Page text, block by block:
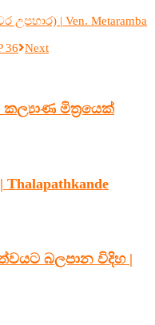
උපහාර) | Ven. Metaramba
36 Next
මිත්‍රයෙක්
බලපාන විදිහ |